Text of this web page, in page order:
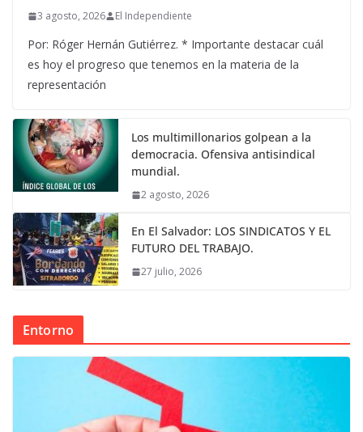
3 agosto, 2026 El Independiente
Por: Róger Hernán Gutiérrez. * Importante destacar cuál
es hoy el progreso que tenemos en la materia de la
representación
Los multimillonarios golpean a la
democracia. Ofensiva antisindical
mundial.
2 agosto, 2026
En El Salvador: LOS SINDICATOS Y EL
FUTURO DEL TRABAJO.
27 julio, 2026
Entorno